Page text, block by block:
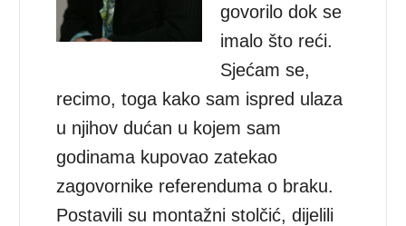
govorilo dok se
imalo što reći.
Sjećam se,
recimo, toga kako sam ispred ulaza
u njihov dućan u kojem sam
godinama kupovao zatekao
zagovornike referenduma o braku.
Postavili su montažni stolčić, dijelili